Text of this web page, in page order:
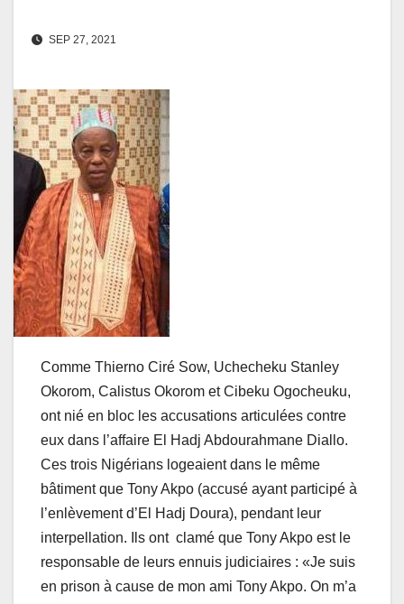
SEP 27, 2021
Comme Thierno Ciré Sow, Uchecheku Stanley
Okorom, Calistus Okorom et Cibeku Ogocheuku,
ont nié en bloc les accusations articulées contre
eux dans l’affaire El Hadj Abdourahmane Diallo.
Ces trois Nigérians logeaient dans le même
bâtiment que Tony Akpo (accusé ayant participé à
l’enlèvement d’El Hadj Doura), pendant leur
interpellation. Ils ont clamé que Tony Akpo est le
responsable de leurs ennuis judiciaires : «Je suis
en prison à cause de mon ami Tony Akpo. On m’a